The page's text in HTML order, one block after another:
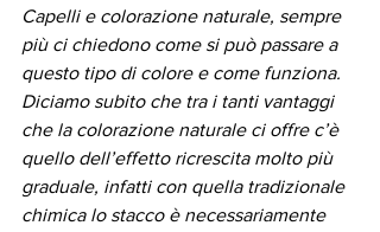
Capelli e colorazione naturale, sempre
più ci chiedono come si può passare a
questo tipo di colore e come funziona.
Diciamo subito che tra i tanti vantaggi
che la colorazione naturale ci offre c’è
quello dell’effetto ricrescita molto più
graduale, infatti con quella tradizionale
chimica lo stacco è necessariamente